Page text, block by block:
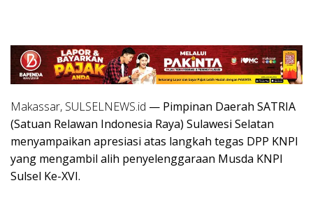
Makassar, SULSELNEWS.id — Pimpinan Daerah SATRIA
(Satuan Relawan Indonesia Raya) Sulawesi Selatan
menyampaikan apresiasi atas langkah tegas DPP KNPI
yang mengambil alih penyelenggaraan Musda KNPI
Sulsel Ke-XVI.